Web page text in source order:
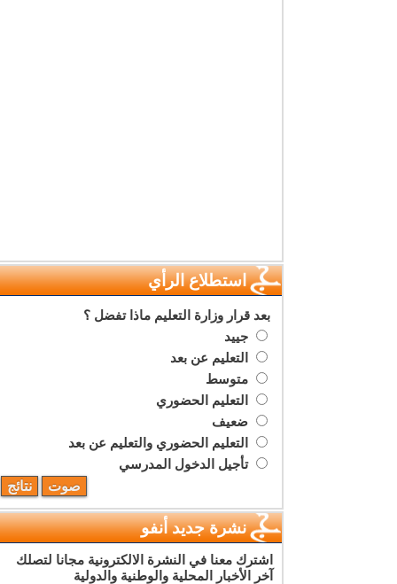
استطلاع الرأي
بعد قرار وزارة التعليم ماذا تفضل ؟
جييد
التعليم عن بعد
متوسط
التعليم الحضوري
ضعيف
التعليم الحضوري والتعليم عن بعد
تأجيل الدخول المدرسي
نشرة جديد أنفو
اشترك معنا في النشرة الالكترونية مجانا لتصلك
آخر الأخبار المحلية والوطنية والدولية